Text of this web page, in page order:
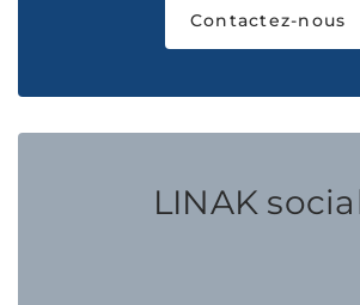
Contactez-nous
LINAK